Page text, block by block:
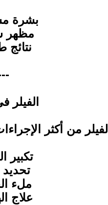
بشرة
مظهر
نتائج
الفيلر
الفيلر من أكثر
تكبير
ملء
علاج